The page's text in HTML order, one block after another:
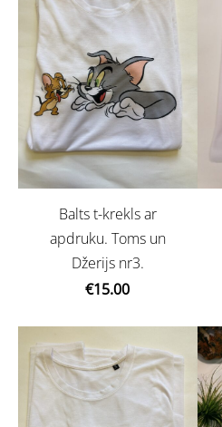
Balts t-krekls ar
apdruku. Toms un
Džerijs nr3.
€15.00